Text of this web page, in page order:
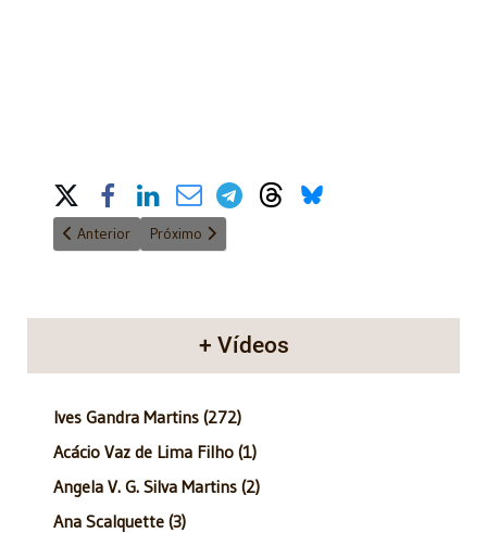
Share on Social Media
Artigo anterior: Anatomia do Poder - 20/01/2013
Anterior Próximo artigo: Anatomia do Poder - 03/02/2013
Próximo
+ Vídeos
Ives Gandra Martins (272)
Acácio Vaz de Lima Filho (1)
Angela V. G. Silva Martins (2)
Ana Scalquette (3)